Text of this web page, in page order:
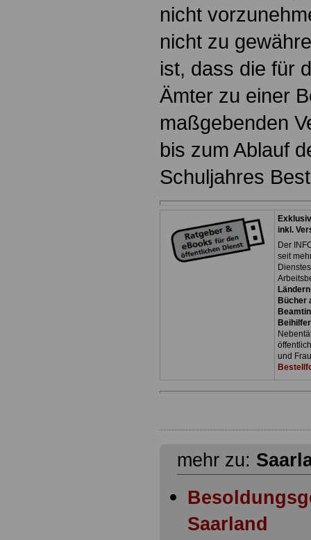
nicht
nicht zu
ist, dass die für
Ämter zu einer
maßgebenden
bis zum Ablauf
Schuljahres
inkl.
Der
seit
Ländern
Bücher
und
mehr zu:
Saarland